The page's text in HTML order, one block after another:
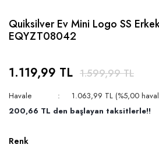
Quiksilver Ev Mini Logo SS
EQYZT08042
1.119,99 TL 1.599,99 TL
Havale
1.063,99 TL (%5,00
200,66 TL den başlayan taksitlerle!!
Renk